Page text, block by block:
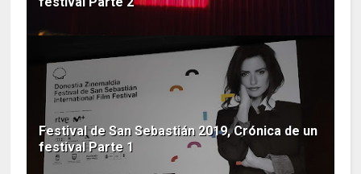
Festival de San Sebastián 2019, Crónica de un
festival Parte 1